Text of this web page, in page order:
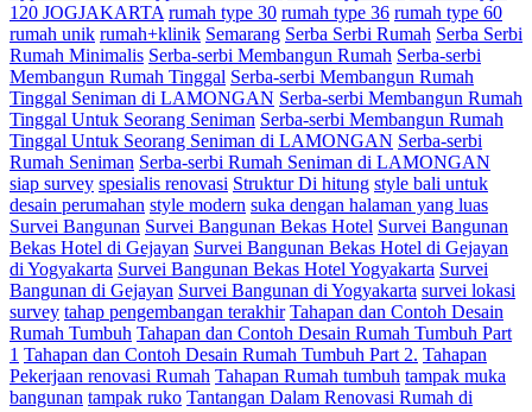
120 JOGJAKARTA rumah type 30 rumah type 36 rumah type 60
rumah unik rumah+klinik Semarang Serba Serbi Rumah Serba Serbi
Rumah Minimalis Serba-serbi Membangun Rumah Serba-serbi
Membangun Rumah Tinggal Serba-serbi Membangun Rumah
Tinggal Seniman di LAMONGAN Serba-serbi Membangun Rumah
Tinggal Untuk Seorang Seniman Serba-serbi Membangun Rumah
Tinggal Untuk Seorang Seniman di LAMONGAN Serba-serbi
Rumah Seniman Serba-serbi Rumah Seniman di LAMONGAN
siap survey spesialis renovasi Struktur Di hitung style bali untuk
desain perumahan style modern suka dengan halaman yang luas
Survei Bangunan Survei Bangunan Bekas Hotel Survei Bangunan
Bekas Hotel di Gejayan Survei Bangunan Bekas Hotel di Gejayan
di Yogyakarta Survei Bangunan Bekas Hotel Yogyakarta Survei
Bangunan di Gejayan Survei Bangunan di Yogyakarta survei lokasi
survey tahap pengembangan terakhir Tahapan dan Contoh Desain
Rumah Tumbuh Tahapan dan Contoh Desain Rumah Tumbuh Part
1 Tahapan dan Contoh Desain Rumah Tumbuh Part 2. Tahapan
Pekerjaan renovasi Rumah Tahapan Rumah tumbuh tampak muka
bangunan tampak ruko Tantangan Dalam Renovasi Rumah di